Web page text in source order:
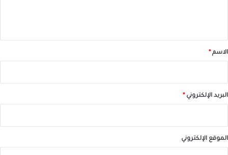
*الاسم *
البريد الإلكتروني *
الموقع الإلكتروني